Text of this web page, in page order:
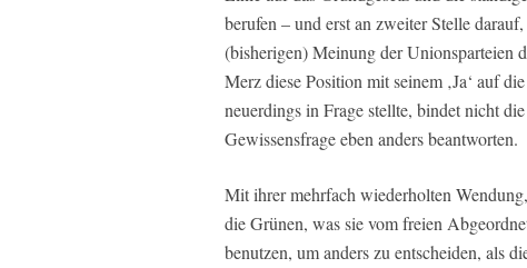
berufen – und erst an zweiter Stelle
(bisherigen) Meinung der Unionsparteien
Merz diese Position mit seinem ‚Ja‘ auf
neuerdings in Frage stellte, bindet nicht
Gewissensfrage eben anders beantworten.
Mit ihrer mehrfach wiederholten
die Grünen, was sie vom freien
benutzen, um anders zu entscheiden, als